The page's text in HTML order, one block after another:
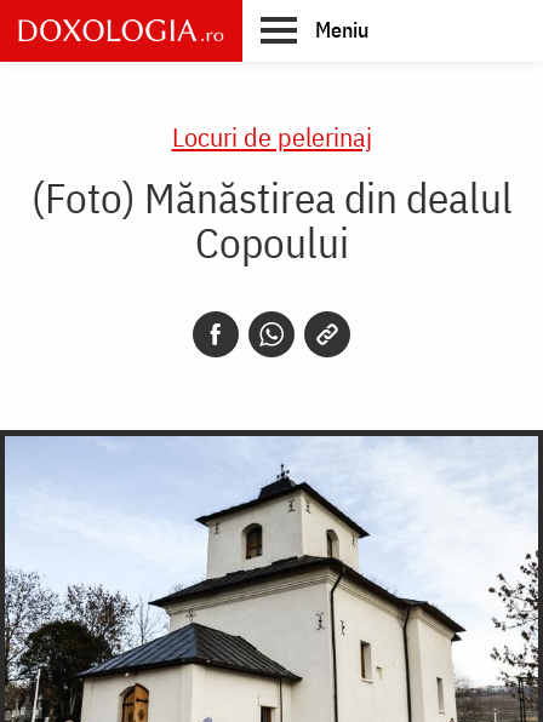
Skip
to
main
Meniu
Locuri de pelerinaj
(Foto) Mănăstirea din dealul
Copoului